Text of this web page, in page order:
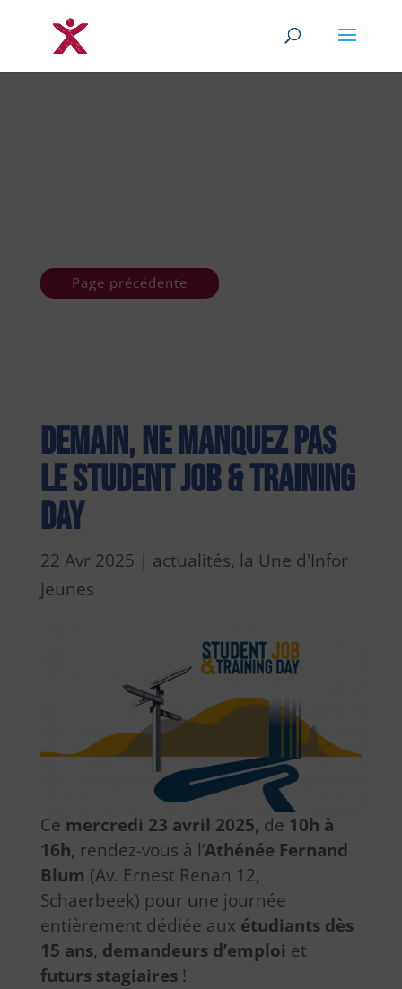
Page précédente
Demain, ne manquez pas
le Student Job & Training
Day
22 Avr 2025 | actualités, la Une d'Infor
Jeunes
Ce mercredi 23 avril 2025, de 10h à
16h, rendez-vous à l’Athénée Fernand
Blum (Av. Ernest Renan 12,
Schaerbeek) pour une journée
entièrement dédiée aux étudiants dès
15 ans, demandeurs d’emploi et
futurs stagiaires!